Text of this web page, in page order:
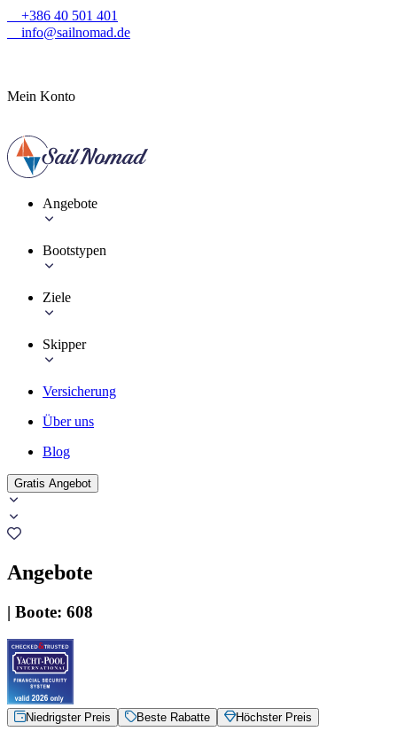
+386 40 501 401
info@sailnomad.de
Mein Konto
Angebote
Bootstypen
Ziele
Skipper
Versicherung
Über uns
Blog
Gratis Angebot
Angebote
| Boote: 608
Niedrigster Preis Beste Rabatte Höchster Preis